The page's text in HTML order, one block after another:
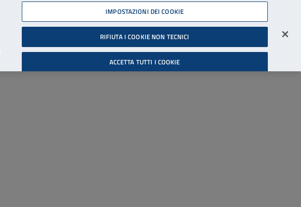
06 45539607
Accessibilità
Cerca
Accedi all'area riservata
IMPOSTAZIONI DEI COOKIE
RIFIUTA I COOKIE NON TECNICI
ACCETTA TUTTI I COOKIE